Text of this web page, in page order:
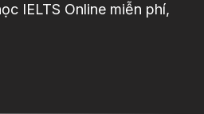
IELTS Online miễn phí,